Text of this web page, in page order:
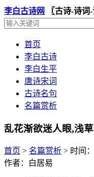
李白古诗网 〖古诗-诗词-
首页
李白古诗
李白生平
唐诗宋词
古诗名句
名篇赏析
乱花渐欲迷人眼,浅
首页 > 名篇赏析 > 时间
作者：白居易